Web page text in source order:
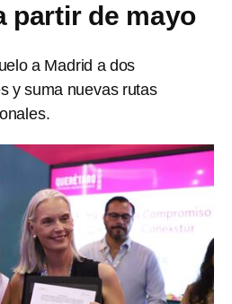
partir de mayo
a Madrid a dos
y suma nuevas rutas